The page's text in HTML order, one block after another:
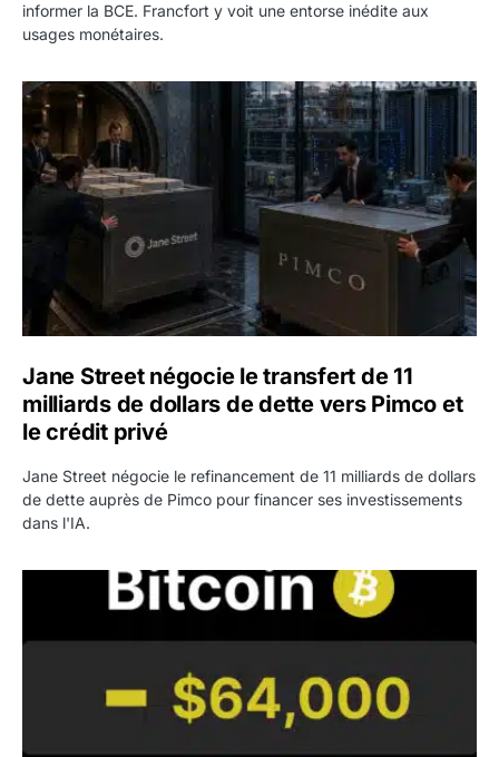
informer la BCE. Francfort y voit une entorse inédite aux
usages monétaires.
Jane Street négocie le transfert de 11 milliards de
Jane Street négocie le transfert de 11
milliards de dollars de dette vers Pimco et
le crédit privé
Jane Street négocie le refinancement de 11 milliards de dollars
de dette auprès de Pimco pour financer ses investissements
dans l'IA.
Bitcoin stagne à 64 000 dollars pendant que les